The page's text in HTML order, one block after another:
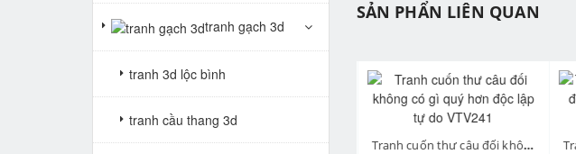
SẢN PHẨN LIÊN QUAN
Tranh cuốn thư câu đối VTV38
Tranh cuốn thư câu đối không có gì quý hơn độc lập tự do VTV241
tranh gạch 3d
tranh 3d lộc bình
tranh cầu thang 3d